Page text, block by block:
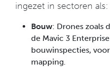
ingezet in sectoren als:
Bouw: Drones zoals
de Mavic 3
bouwinspecties,
mapping.